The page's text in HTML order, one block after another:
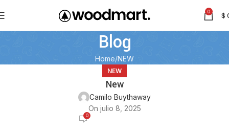
0 $
Blog
Home NEW
NEW
New
Camilo Buythaway
On julio 8, 2025
0